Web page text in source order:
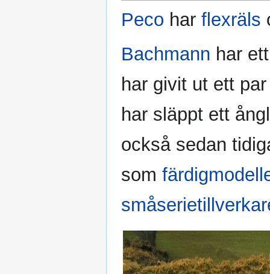
Peco har flexräls
Bachmann har
har givit ut ett
har släppt ett
också sedan
som